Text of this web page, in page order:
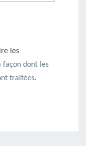
les
façon dont les
traitées.